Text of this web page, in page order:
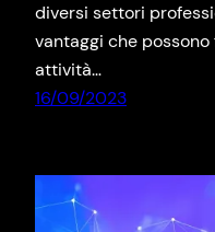
diversi settori
vantaggi che
attività…
16/09/2023